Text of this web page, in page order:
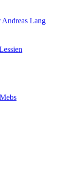
Andreas Lang